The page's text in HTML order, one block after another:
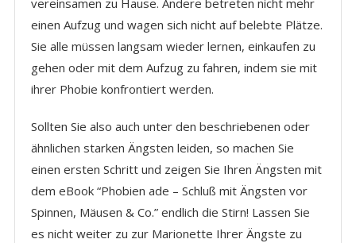
vereinsamen zu Hause. Andere betreten nicht mehr
einen Aufzug und wagen sich nicht auf belebte Plätze.
Sie alle müssen langsam wieder lernen, einkaufen zu
gehen oder mit dem Aufzug zu fahren, indem sie mit
ihrer Phobie konfrontiert werden.
Sollten Sie also auch unter den beschriebenen oder
ähnlichen starken Ängsten leiden, so machen Sie
einen ersten Schritt und zeigen Sie Ihren Ängsten mit
dem eBook “Phobien ade – Schluß mit Ängsten vor
Spinnen, Mäusen & Co.” endlich die Stirn! Lassen Sie
es nicht weiter zu zur Marionette Ihrer Ängste zu